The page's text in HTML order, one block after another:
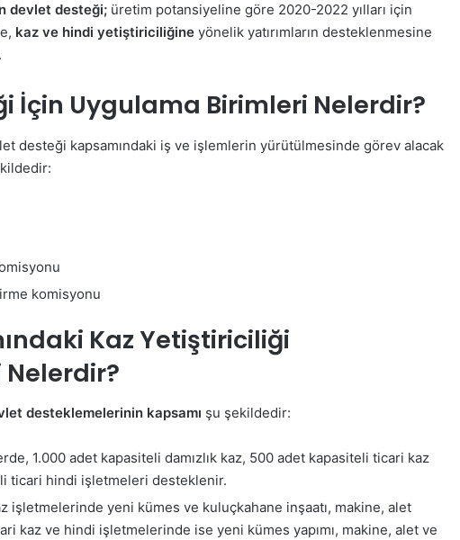
devlet desteği; üretim potansiyeline göre 2020-2022 yılları için
kaz ve hindi yetiştiriciliğine yönelik yatırımların desteklenmesine
İçin Uygulama Birimleri Nelerdir?
desteği kapsamındaki iş ve işlemlerin yürütülmesinde görev alacak
komisyonu
Kaz Yetiştiriciliği
desteklemelerinin kapsamı şu şekildedir:
1.000 adet kapasiteli damızlık kaz, 500 adet kapasiteli ticari kaz
ticari hindi işletmeleri desteklenir.
işletmelerinde yeni kümes ve kuluçkahane inşaatı, makine, alet
kaz ve hindi işletmelerinde ise yeni kümes yapımı, makine, alet ve